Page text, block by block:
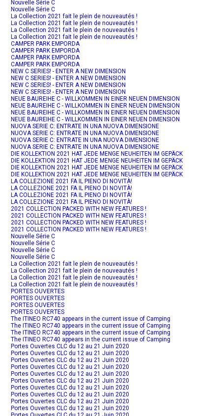
Nouvelle Série C
Nouvelle Série C
La Collection 2021 fait le plein de nouveautés !
La Collection 2021 fait le plein de nouveautés !
La Collection 2021 fait le plein de nouveautés !
La Collection 2021 fait le plein de nouveautés !
CAMPER PARK EMPORDA
CAMPER PARK EMPORDA
CAMPER PARK EMPORDA
CAMPER PARK EMPORDA
NEW C SERIES! - ENTER A NEW DIMENSION
NEW C SERIES! - ENTER A NEW DIMENSION
NEW C SERIES! - ENTER A NEW DIMENSION
NEW C SERIES! - ENTER A NEW DIMENSION
NEUE BAUREIHE C - WILLKOMMEN IN EINER NEUEN DIMENSION
NEUE BAUREIHE C - WILLKOMMEN IN EINER NEUEN DIMENSION
NEUE BAUREIHE C - WILLKOMMEN IN EINER NEUEN DIMENSION
NEUE BAUREIHE C - WILLKOMMEN IN EINER NEUEN DIMENSION
NUOVA SERIE C: ENTRATE IN UNA NUOVA DIMENSIONE
NUOVA SERIE C: ENTRATE IN UNA NUOVA DIMENSIONE
NUOVA SERIE C: ENTRATE IN UNA NUOVA DIMENSIONE
NUOVA SERIE C: ENTRATE IN UNA NUOVA DIMENSIONE
DIE KOLLEKTION 2021 HAT JEDE MENGE NEUHEITEN IM GEPÄCK
DIE KOLLEKTION 2021 HAT JEDE MENGE NEUHEITEN IM GEPÄCK
DIE KOLLEKTION 2021 HAT JEDE MENGE NEUHEITEN IM GEPÄCK
DIE KOLLEKTION 2021 HAT JEDE MENGE NEUHEITEN IM GEPÄCK
LA COLLEZIONE 2021 FA IL PIENO DI NOVITÀ!
LA COLLEZIONE 2021 FA IL PIENO DI NOVITÀ!
LA COLLEZIONE 2021 FA IL PIENO DI NOVITÀ!
LA COLLEZIONE 2021 FA IL PIENO DI NOVITÀ!
2021 COLLECTION PACKED WITH NEW FEATURES !
2021 COLLECTION PACKED WITH NEW FEATURES !
2021 COLLECTION PACKED WITH NEW FEATURES !
2021 COLLECTION PACKED WITH NEW FEATURES !
Nouvelle Série C
Nouvelle Série C
Nouvelle Série C
Nouvelle Série C
La Collection 2021 fait le plein de nouveautés !
La Collection 2021 fait le plein de nouveautés !
La Collection 2021 fait le plein de nouveautés !
La Collection 2021 fait le plein de nouveautés !
PORTES OUVERTES
PORTES OUVERTES
PORTES OUVERTES
PORTES OUVERTES
The ITINEO RC740 appears in the current issue of Camping
The ITINEO RC740 appears in the current issue of Camping
The ITINEO RC740 appears in the current issue of Camping
The ITINEO RC740 appears in the current issue of Camping
Portes Ouvertes CLC du 12 au 21 Juin 2020
Portes Ouvertes CLC du 12 au 21 Juin 2020
Portes Ouvertes CLC du 12 au 21 Juin 2020
Portes Ouvertes CLC du 12 au 21 Juin 2020
Portes Ouvertes CLC du 12 au 21 Juin 2020
Portes Ouvertes CLC du 12 au 21 Juin 2020
Portes Ouvertes CLC du 12 au 21 Juin 2020
Portes Ouvertes CLC du 12 au 21 Juin 2020
Portes Ouvertes CLC du 12 au 21 Juin 2020
Portes Ouvertes CLC du 12 au 21 Juin 2020